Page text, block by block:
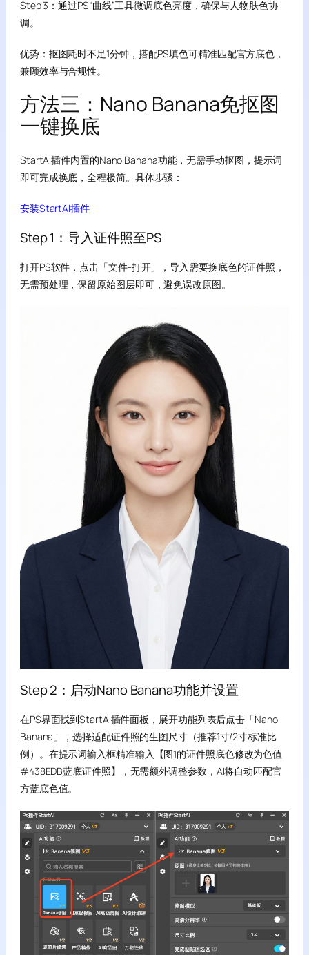
Step 3：通过PS“曲线”工具微调底色亮度，确保与人物肤色协
调。
优势：抠图耗时不足1分钟，搭配PS填色可精准匹配官方底色，
兼顾效率与合规性。
方法三：Nano Banana免抠图
一键换底
StartAI插件内置的Nano Banana功能，无需手动抠图，提示词
即可完成换底，全程极简。具体步骤：
安装StartAI插件
Step 1：导入证件照至PS
打开PS软件，点击「文件-打开」，导入需要换底色的证件照，
无需预处理，保留原始图层即可，避免误改原图。
Step 2：启动Nano Banana功能并设置
在PS界面找到StartAI插件面板，展开功能列表后点击「Nano
Banana」，选择适配证件照的生图尺寸（推荐1寸/2寸标准比
例）。在提示词输入框精准输入【图1的证件照底色修改为色值
#438EDB蓝底证件照】，无需额外调整参数，AI将自动匹配官
方蓝底色值。